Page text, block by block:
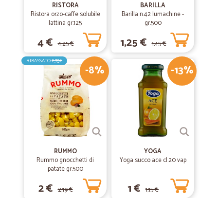
RISTORA
Ristora orzo-caffe solubile
lattina gr.125
4 € 4,25 €
BARILLA
Barilla n.42 lumachine -
gr.500
1,25 € 1,45 €
-8%
RIBASSATO2,75€
RUMMO
Rummo gnocchetti di
patate gr.500
2 € 2,19 €
-13%
YOGA
Yoga succo ace cl.20 vap
1 € 1,15 €